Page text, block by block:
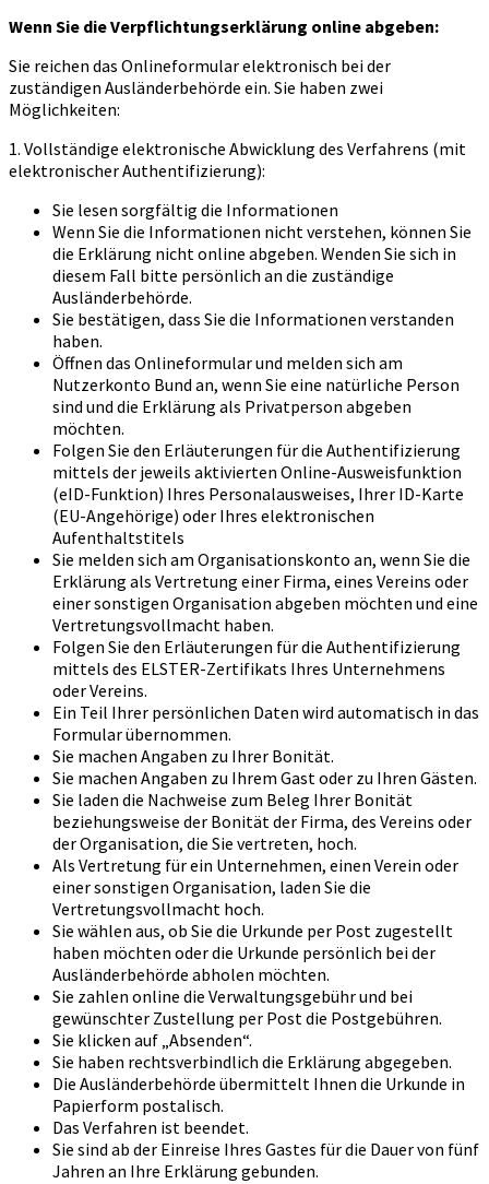
Wenn Sie die Verpflichtungserklärung online abgeben:
Sie reichen das Onlineformular elektronisch bei der
zuständigen Ausländerbehörde ein. Sie haben zwei
Möglichkeiten:
1. Vollständige elektronische Abwicklung des Verfahrens (mit
elektronischer Authentifizierung):
Sie lesen sorgfältig die Informationen
Wenn Sie die Informationen nicht verstehen, können Sie
die Erklärung nicht online abgeben. Wenden Sie sich in
diesem Fall bitte persönlich an die zuständige
Ausländerbehörde.
Sie bestätigen, dass Sie die Informationen verstanden
haben.
Öffnen das Onlineformular und melden sich am
Nutzerkonto Bund an, wenn Sie eine natürliche Person
sind und die Erklärung als Privatperson abgeben
möchten.
Folgen Sie den Erläuterungen für die Authentifizierung
mittels der jeweils aktivierten Online-Ausweisfunktion
(eID-Funktion) Ihres Personalausweises, Ihrer ID-Karte
(EU-Angehörige) oder Ihres elektronischen
Aufenthaltstitels
Sie melden sich am Organisationskonto an, wenn Sie die
Erklärung als Vertretung einer Firma, eines Vereins oder
einer sonstigen Organisation abgeben möchten und eine
Vertretungsvollmacht haben.
Folgen Sie den Erläuterungen für die Authentifizierung
mittels des ELSTER-Zertifikats Ihres Unternehmens
oder Vereins.
Ein Teil Ihrer persönlichen Daten wird automatisch in das
Formular übernommen.
Sie machen Angaben zu Ihrer Bonität.
Sie machen Angaben zu Ihrem Gast oder zu Ihren Gästen.
Sie laden die Nachweise zum Beleg Ihrer Bonität
beziehungsweise der Bonität der Firma, des Vereins oder
der Organisation, die Sie vertreten, hoch.
Als Vertretung für ein Unternehmen, einen Verein oder
einer sonstigen Organisation, laden Sie die
Vertretungsvollmacht hoch.
Sie wählen aus, ob Sie die Urkunde per Post zugestellt
haben möchten oder die Urkunde persönlich bei der
Ausländerbehörde abholen möchten.
Sie zahlen online die Verwaltungsgebühr und bei
gewünschter Zustellung per Post die Postgebühren.
Sie klicken auf „Absenden“.
Sie haben rechtsverbindlich die Erklärung abgegeben.
Die Ausländerbehörde übermittelt Ihnen die Urkunde in
Papierform postalisch.
Das Verfahren ist beendet.
Sie sind ab der Einreise Ihres Gastes für die Dauer von fünf
Jahren an Ihre Erklärung gebunden.